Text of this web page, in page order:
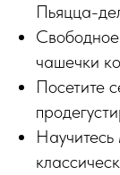
Пьяцца-
чашечки
Посетите
Научитесь